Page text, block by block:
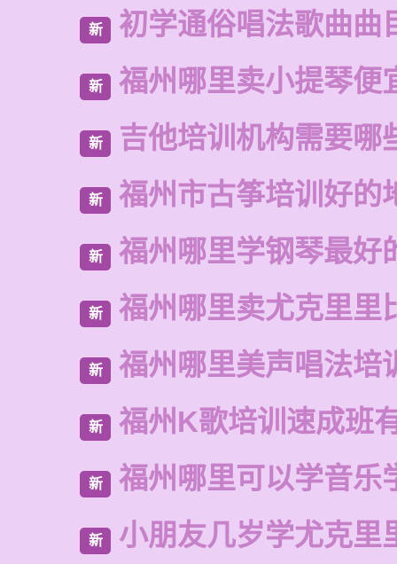
新 初学通俗唱法歌曲曲
新 福州哪里卖小提琴便
新 吉他培训机构需要哪
新 福州市古筝培训好的
新 福州哪里学钢琴最好
新 福州哪里卖尤克里里
新 福州哪里美声唱法培
新 福州K歌培训速成班
新 福州哪里可以学音乐
新 小朋友几岁学尤克里